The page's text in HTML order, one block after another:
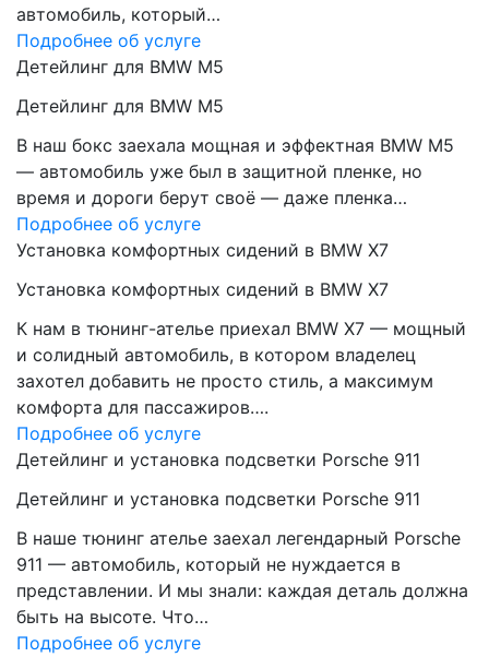
автомобиль, который…
Подробнее об услуге
Детейлинг для BMW M5
Детейлинг для BMW M5
В наш бокс заехала мощная и эффектная BMW M5
— автомобиль уже был в защитной пленке, но
время и дороги берут своё — даже пленка…
Подробнее об услуге
Установка комфортных сидений в BMW X7
Установка комфортных сидений в BMW X7
К нам в тюнинг-ателье приехал BMW X7 — мощный
и солидный автомобиль, в котором владелец
захотел добавить не просто стиль, а максимум
комфорта для пассажиров….
Подробнее об услуге
Детейлинг и установка подсветки Porsche 911
Детейлинг и установка подсветки Porsche 911
В наше тюнинг ателье заехал легендарный Porsche
911 — автомобиль, который не нуждается в
представлении. И мы знали: каждая деталь должна
быть на высоте. Что…
Подробнее об услуге